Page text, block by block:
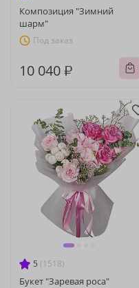
Композиция "Зимний
шарм"
Под заказ
10 040 ₽
5 (1518)
Букет "Заревая роса"